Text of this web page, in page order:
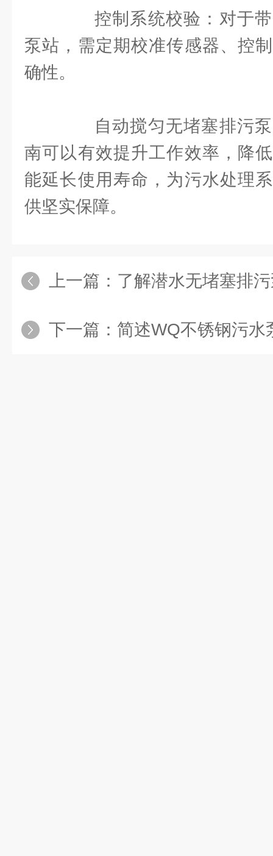
控制系统校验：对于带
泵站，需定期校准传感器、控
确性。
自动搅匀无堵塞排污泵
南可以有效提升工作效率，降
能延长使用寿命，为污水处理
供坚实保障。
上一篇： 了解潜水无堵塞排污泵常见故障解
下一篇： 简述WQ不锈钢污水